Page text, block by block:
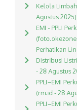
Kelola
Agustus 2025)
EMI - PPLI
Perhatikan
Distribusi
- 28 Agustus
PPLI–EMI
(rm.id - 28
PPLI–EMI